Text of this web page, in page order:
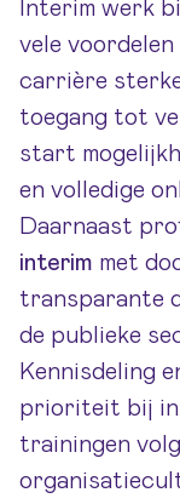
Interim werk
vele
carrière
toegang tot
start
en volledige
Daarnaast
interim met
transparante
de publieke
Kennisdeling
prioriteit bij
trainingen